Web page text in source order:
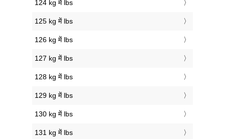
124 kg में lbs
125 kg में lbs
126 kg में lbs
127 kg में lbs
128 kg में lbs
129 kg में lbs
130 kg में lbs
131 kg में lbs